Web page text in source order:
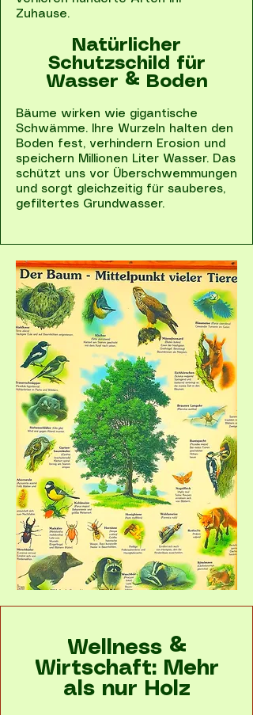
Zuhause.
Natürlicher
Schutzschild für
Wasser & Boden
Bäume wirken wie gigantische
Schwämme. Ihre Wurzeln halten den
Boden fest, verhindern Erosion und
speichern Millionen Liter Wasser. Das
schützt uns vor Überschwemmungen
und sorgt gleichzeitig für sauberes,
gefiltertes Grundwasser.
Wellness &
Wirtschaft: Mehr
als nur Holz